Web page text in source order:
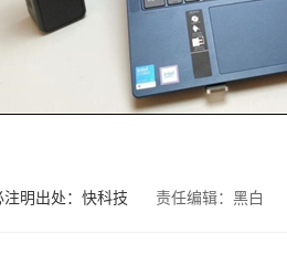
注明出处：快科技 责任编辑：黑白